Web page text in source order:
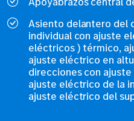
Asiento delantero del
individual con ajuste
eléctricos ) térmico,
ajuste eléctrico en
direcciones con
ajuste eléctrico de la
ajuste eléctrico del